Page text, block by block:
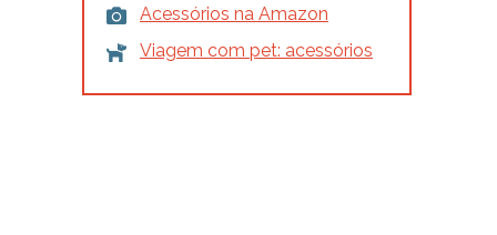
Acessórios na Amazon
Viagem com pet: acessórios